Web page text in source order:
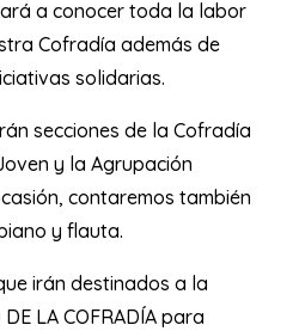
a conocer toda la labor
Cofradía además de
solidarias.
secciones de la Cofradía
y la Agrupación
contaremos también
y flauta.
irán destinados a la
DE LA COFRADÍA para